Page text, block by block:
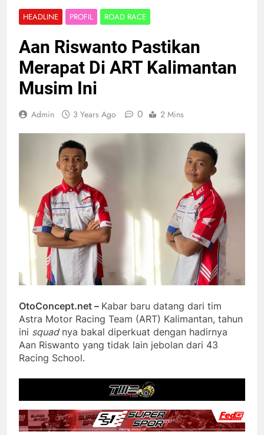
HEADLINE PROFIL ROAD RACE
Aan Riswanto Pastikan
Merapat Di ART Kalimantan
Musim Ini
Admin 3 Years Ago 0 2 Mins
OtoConcept.net – Kabar baru datang dari tim
Astra Motor Racing Team (ART) Kalimantan, tahun
ini squadnya bakal diperkuat dengan hadirnya
Aan Riswanto yang tidak lain jebolan dari 43
Racing School.